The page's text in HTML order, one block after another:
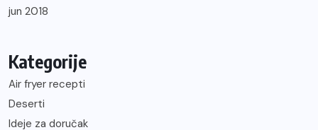
jun 2018
Kategorije
Air fryer recepti
Deserti
Ideje za doručak